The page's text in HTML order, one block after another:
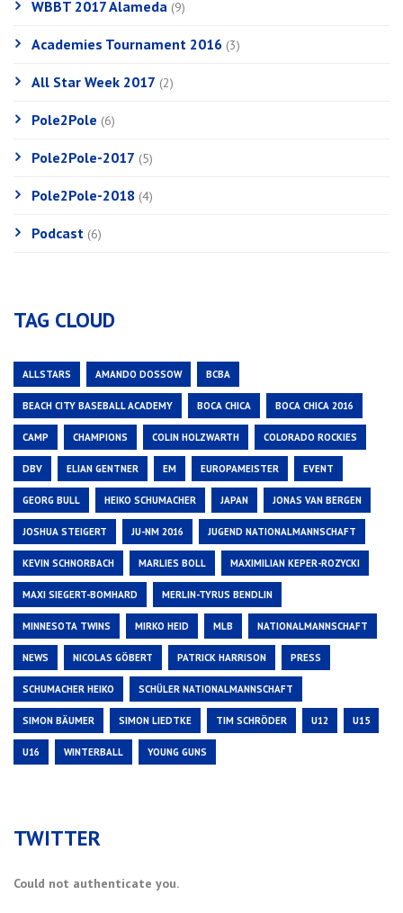
WBBT 2017 Alameda (9)
Academies Tournament 2016 (3)
All Star Week 2017 (2)
Pole2Pole (6)
Pole2Pole-2017 (5)
Pole2Pole-2018 (4)
Podcast (6)
TAG CLOUD
ALLSTARS AMANDO DOSSOW BCBA
BEACH CITY BASEBALL ACADEMY BOCA CHICA BOCA CHICA 2016
CAMP CHAMPIONS COLIN HOLZWARTH COLORADO ROCKIES
DBV ELIAN GENTNER EM EUROPAMEISTER EVENT
GEORG BULL HEIKO SCHUMACHER JAPAN JONAS VAN BERGEN
JOSHUA STEIGERT JU-NM 2016 JUGEND NATIONALMANNSCHAFT
KEVIN SCHNORBACH MARLIES BOLL MAXIMILIAN KEPER-ROZYCKI
MAXI SIEGERT-BOMHARD MERLIN-TYRUS BENDLIN
MINNESOTA TWINS MIRKO HEID MLB NATIONALMANNSCHAFT
NEWS NICOLAS GÖBERT PATRICK HARRISON PRESS
SCHUMACHER HEIKO SCHÜLER NATIONALMANNSCHAFT
SIMON BÄUMER SIMON LIEDTKE TIM SCHRÖDER U12 U15
U16 WINTERBALL YOUNG GUNS
TWITTER
Could not authenticate you.